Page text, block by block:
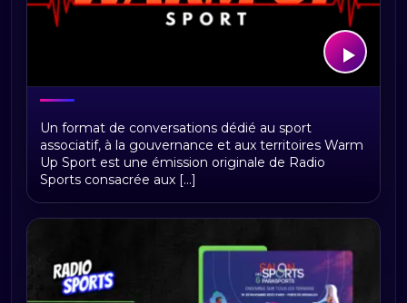
WarmUp Sport – Le sport avant l’effort
Un format de conversations dédié au sport
associatif, à la gouvernance et aux territoires Warm
Up Sport est une émission originale de Radio
Sports consacrée aux [...]